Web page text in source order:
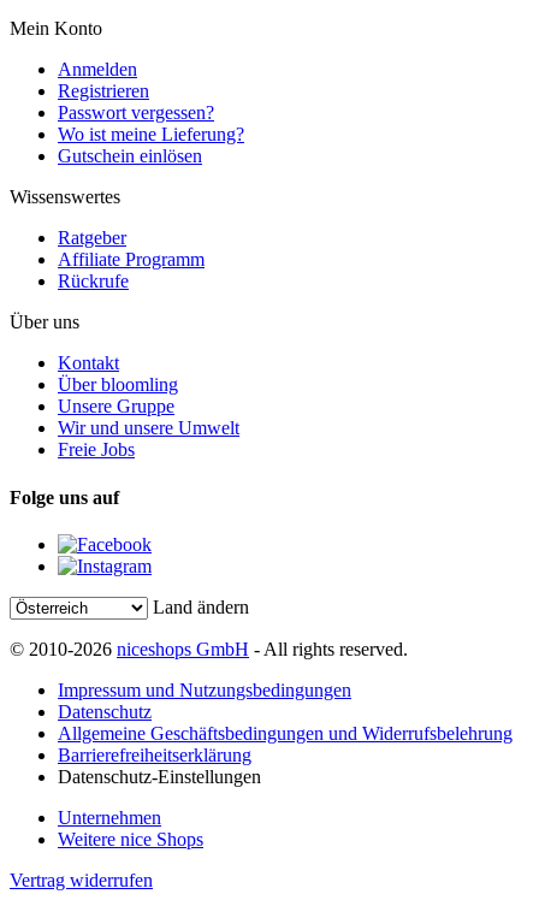
Mein Konto
Anmelden
Registrieren
Passwort vergessen?
Wo ist meine Lieferung?
Gutschein einlösen
Wissenswertes
Ratgeber
Affiliate Programm
Rückrufe
Über uns
Kontakt
Über bloomling
Unsere Gruppe
Wir und unsere Umwelt
Freie Jobs
Folge uns auf
Land ändern
© 2010-2026 niceshops GmbH - All rights reserved.
Impressum und Nutzungsbedingungen
Datenschutz
Allgemeine Geschäftsbedingungen und Widerrufsbelehrung
Barrierefreiheitserklärung
Datenschutz-Einstellungen
Unternehmen
Weitere nice Shops
Vertrag widerrufen